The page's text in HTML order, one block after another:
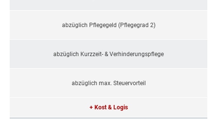
abzüglich Pflegegeld (Pflegegrad 2)
abzüglich Kurzzeit- & Verhinderungspflege
abzüglich max. Steuervorteil
+ Kost & Logis